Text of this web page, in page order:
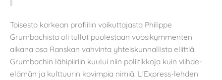
Toisesta korkean profiilin vaikuttajasta Philippe
Grumbachista oli tullut puolestaan vuosikymmenten
aikana osa Ranskan vahvinta yhteiskunnallista eliittiä.
Grumbachin lähipiiriin kuului niin poliitikkoja kuin viihde-
elämän ja kulttuurin kovimpia nimiä. L´Express-lehden